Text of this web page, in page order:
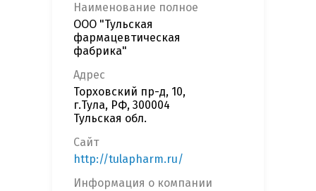
Наименование полное
ООО "Тульская
фармацевтическая
фабрика"
Адрес
Торховский пр-д, 10,
г.Тула, РФ, 300004
Тульская обл.
Сайт
http://tulapharm.ru/
Информация о компании